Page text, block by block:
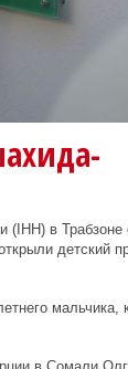
в Трабзоне
детский
мальчика,